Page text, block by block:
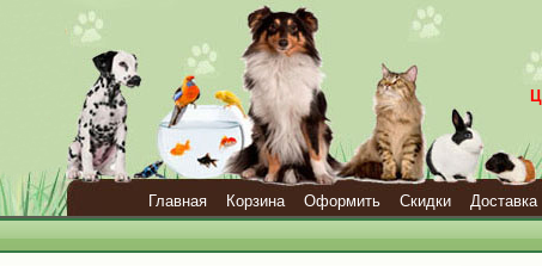
Главная Корзина Оформить Скидки Доставка